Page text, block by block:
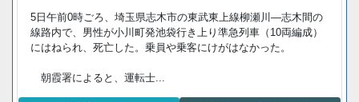
5日午前0時ごろ、埼玉県志木市の東武東上線柳瀬川―志木間の
線路内で、男性が小川町発池袋行き上り準急列車（10両編成）
にはねられ、死亡した。乗員や乗客にけがはなかった。
朝霞署によると、運転士...